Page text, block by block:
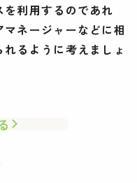
利用するのであれ
ネージャーなどに相
るように考えましょ